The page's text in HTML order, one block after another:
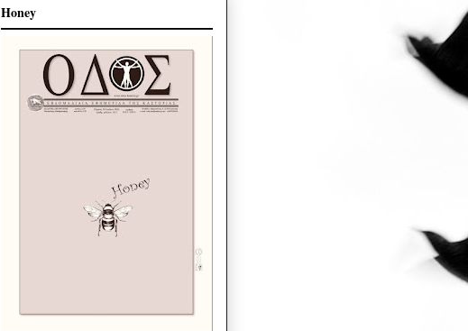
Honey